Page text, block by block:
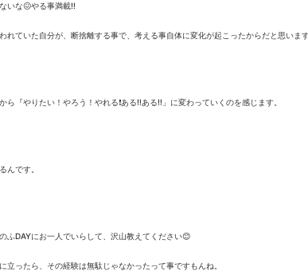
いな😖やる事満載‼️
れていた自分が、断捨離する事で、 考える事自体に変化が起こったからだと思います
ら『やりたい！やろう！やれる❗️ある‼️ある‼️」に変わっていくのを感じます。
んです。
ふDAYにお一人でいらして、 沢山教えてください😊
立ったら、 その経験は無駄じゃなかったって事ですもんね。